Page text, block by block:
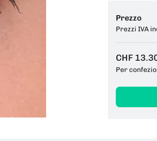
Prezzo
Prezzi IVA
CHF
Per